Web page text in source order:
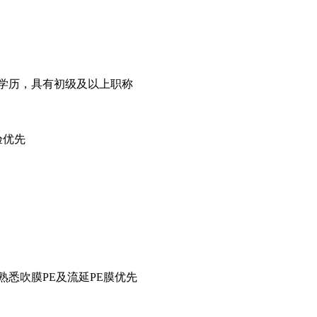
，具有初级及以上职称
先
吹膜PE及流延PE膜优先